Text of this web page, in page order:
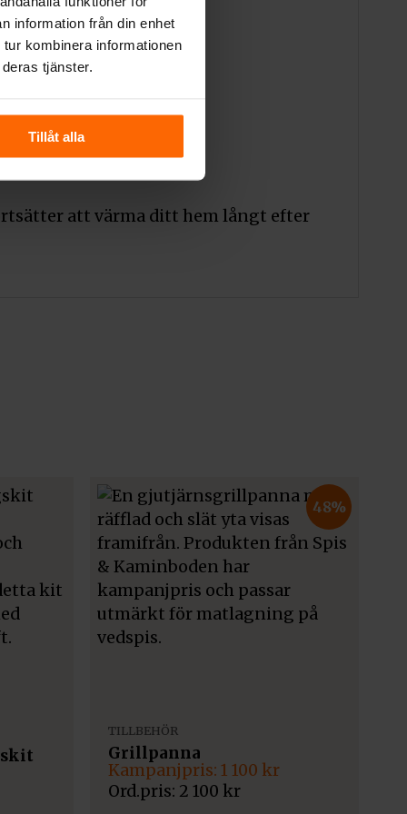
information från din enhet
kombinera informationen
tjänster.
Tillåt alla
att värma ditt hem långt efter
48%
TILLBEHÖR
Grillpanna
2 100 kr
Det
ursprungliga
priset
1 100 kr
Det
nuvarande
priset